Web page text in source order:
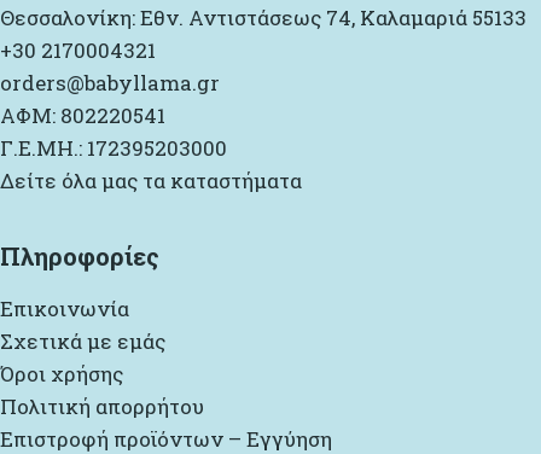
Θεσσαλονίκη: Εθν. Αντιστάσεως 74, Καλαμαριά 55133
+30 2170004321
orders@babyllama.gr
ΑΦΜ: 802220541
Γ.Ε.ΜΗ.: 172395203000
Δείτε όλα μας τα καταστήματα
Πληροφορίες
Επικοινωνία
Σχετικά με εμάς
Όροι χρήσης
Πολιτική απορρήτου
Επιστροφή προϊόντων – Εγγύηση